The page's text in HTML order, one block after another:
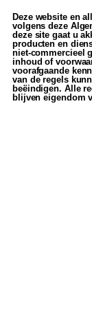
Deze website en
volgens deze
deze site gaat u
producten en
niet-commercieel
inhoud of
voorafgaande
van de regels
beëindigen. Alle
blijven eigendom